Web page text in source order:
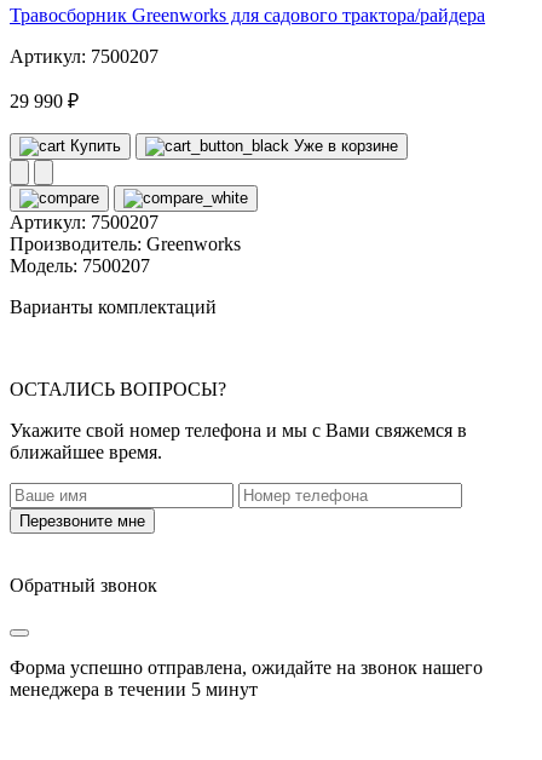
Травосборник Greenworks для садового трактора/райдера
Артикул: 7500207
29 990 ₽
Купить Уже в корзине
Артикул: 7500207
Производитель: Greenworks
Модель: 7500207
Варианты комплектаций
ОСТАЛИСЬ ВОПРОСЫ?
Укажите свой номер телефона и мы с Вами свяжемся в
ближайшее время.
Перезвоните мне
Обратный звонок
Форма успешно отправлена, ожидайте на звонок нашего
менеджера в течении 5 минут